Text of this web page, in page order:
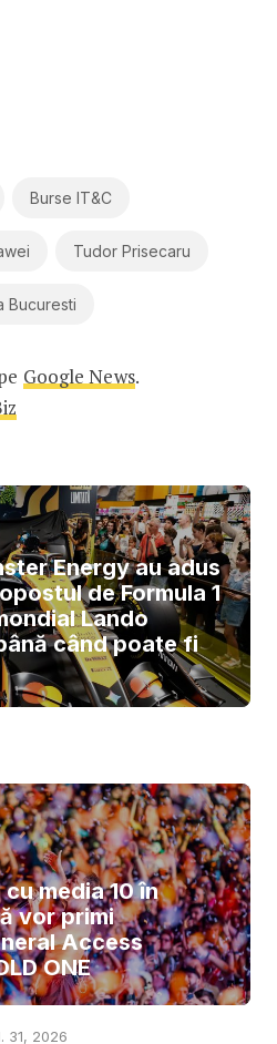
Burse IT&C
Tudor Prisecaru
Bucuresti
Google News.
Energy au adus
de Formula 1
Lando
când poate fi
media 10 în
vor primi
Access
ONE
31, 2026